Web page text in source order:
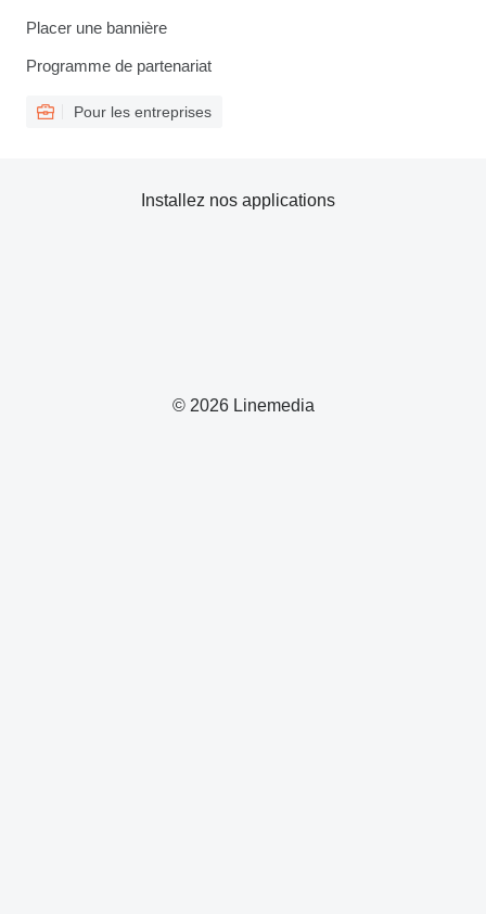
Placer une bannière
Programme de partenariat
Pour les entreprises
© 2026 Linemedia
Installez nos applications